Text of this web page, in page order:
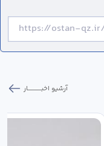
آرشیو اخبـــــــــــار